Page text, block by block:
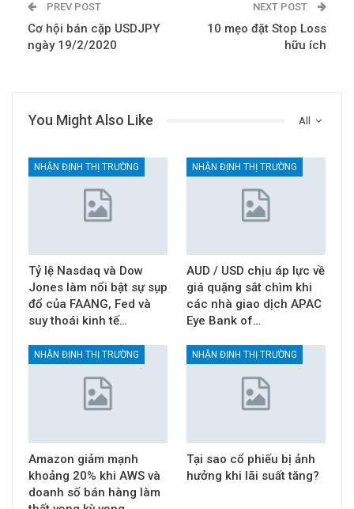
PREV POST
Cơ hội bán cặp USDJPY
ngày 19/2/2020
NEXT POST
10 mẹo đặt Stop Loss
hữu ích
All
You Might Also Like
NHẬN ĐỊNH THỊ TRƯỜNG
Tỷ lệ Nasdaq và Dow
Jones làm nổi bật sự sụp
đổ của FAANG, Fed và
suy thoái kinh tế…
NHẬN ĐỊNH THỊ TRƯỜNG
AUD / USD chịu áp lực về
giá quặng sắt chìm khi
các nhà giao dịch APAC
Eye Bank of…
NHẬN ĐỊNH THỊ TRƯỜNG
Amazon giảm mạnh
khoảng 20% khi AWS và
doanh số bán hàng làm
NHẬN ĐỊNH THỊ TRƯỜNG
Tại sao cổ phiếu bị ảnh
hưởng khi lãi suất tăng?